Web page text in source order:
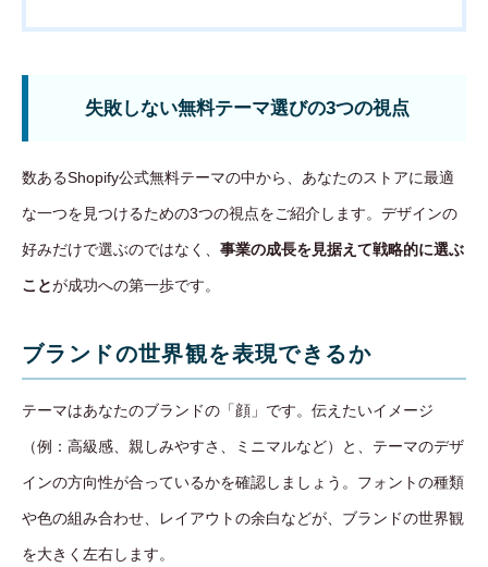
失敗しない無料テーマ選びの3つの視点
数あるShopify公式無料テーマの中から、あなたのストアに最適
な一つを見つけるための3つの視点をご紹介します。デザインの
好みだけで選ぶのではなく、 事業の成長を見据えて戦略的に選ぶ
ことが成功への第一歩です。
ブランドの世界観を表現できるか
テーマはあなたのブランドの「顔」です。伝えたいイメージ
（例：高級感、親しみやすさ、ミニマルなど）と、テーマのデザ
インの方向性が合っているかを確認しましょう。フォントの種類
や色の組み合わせ、レイアウトの余白などが、ブランドの世界観
を大きく左右します。